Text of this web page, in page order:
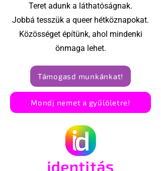
Teret adunk a láthatóságnak.
Jobbá tesszük a queer hétköznapokat.
Közösséget építünk, ahol mindenki
önmaga lehet.
Támogasd munkánkat!
Mondj nemet a gyűlöletre!